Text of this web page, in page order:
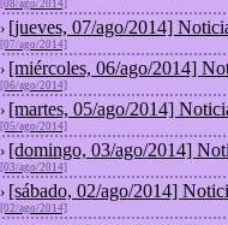
[08/ago/2014]
› [jueves, 07/ago/2014]
[07/ago/2014]
› [miércoles, 06/ago/2014]
[06/ago/2014]
› [martes, 05/ago/2014]
[05/ago/2014]
› [domingo, 03/ago/2014]
[03/ago/2014]
› [sábado, 02/ago/2014]
[02/ago/2014]